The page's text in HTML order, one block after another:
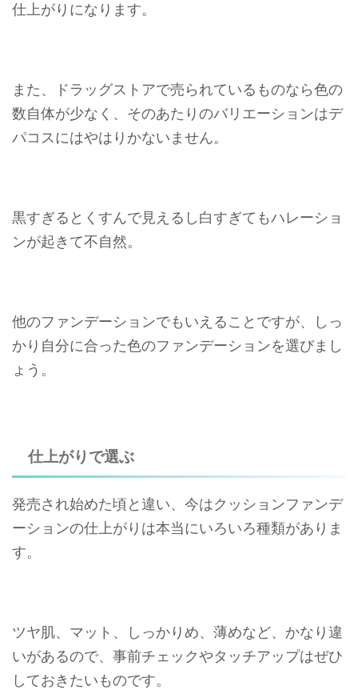
仕上がりになります。
また、ドラッグストアで売られているものなら色の
数自体が少なく、そのあたりのバリエーションはデ
パコスにはやはりかないません。
黒すぎるとくすんで見えるし白すぎてもハレーショ
ンが起きて不自然。
他のファンデーションでもいえることですが、しっ
かり自分に合った色のファンデーションを選びまし
ょう。
仕上がりで選ぶ
発売され始めた頃と違い、今はクッションファンデ
ーションの仕上がりは本当にいろいろ種類がありま
す。
ツヤ肌、マット、しっかりめ、薄めなど、かなり違
いがあるので、事前チェックやタッチアップはぜひ
しておきたいものです。